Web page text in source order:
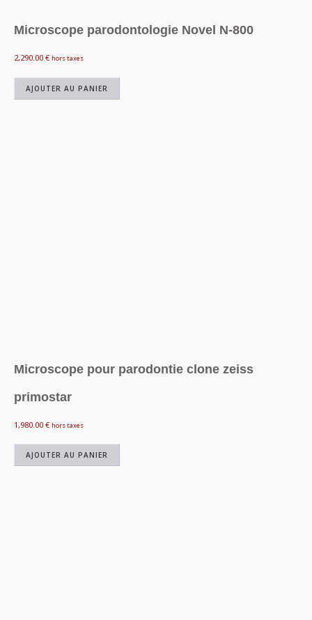
Microscope parodontologie Novel N-800
2,290.00 € hors taxes
AJOUTER AU PANIER
Microscope pour parodontie clone zeiss
primostar
1,980.00 € hors taxes
AJOUTER AU PANIER